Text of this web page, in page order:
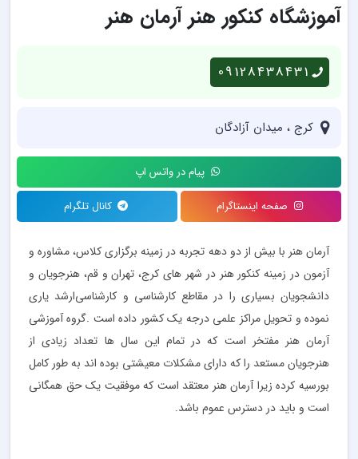
آموزشگاه کنکور هنر آرمان هنر
09128438431
کرج ، میدان آزادگان
پیام در واتس اپ
صفحه اینستاگرام کانال تلگرام
آرمان هنر با بیش از دو دهه تجربه در زمینه برگزاری کلاس، مشاوره و
آزمون در زمینه کنکور هنر در شهر های کرج، تهران و قم، هنرجویان و
دانشجویان بسیاری را در مقاطع کارشناسی و کارشناسی‌ارشد یاری
نموده و تحویل مراکز علمی درجه یک کشور داده است .گروه آموزشی
آرمان هنر مفتخر است که در تمام این سال ها تعداد زیادی از
هنرجویان مستعد را که دارای مشکلات معیشتی بوده اند به طور کامل
بورسیه کرده زیرا آرمان هنر معتقد است که موفقیت یک حق همگانی
است و باید در دسترس عموم باشد.